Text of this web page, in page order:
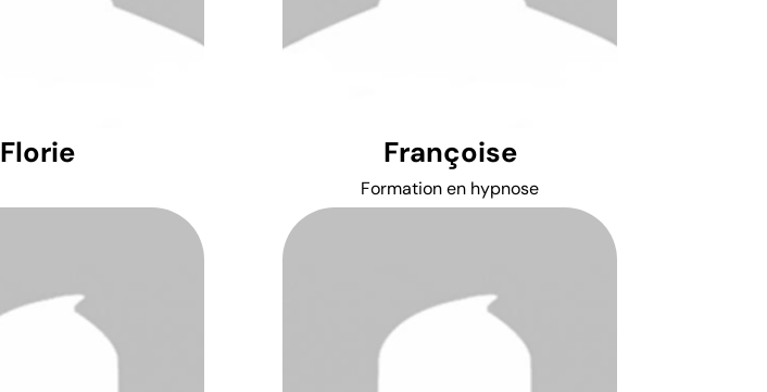
Florie Françoise
Formation en hypnose